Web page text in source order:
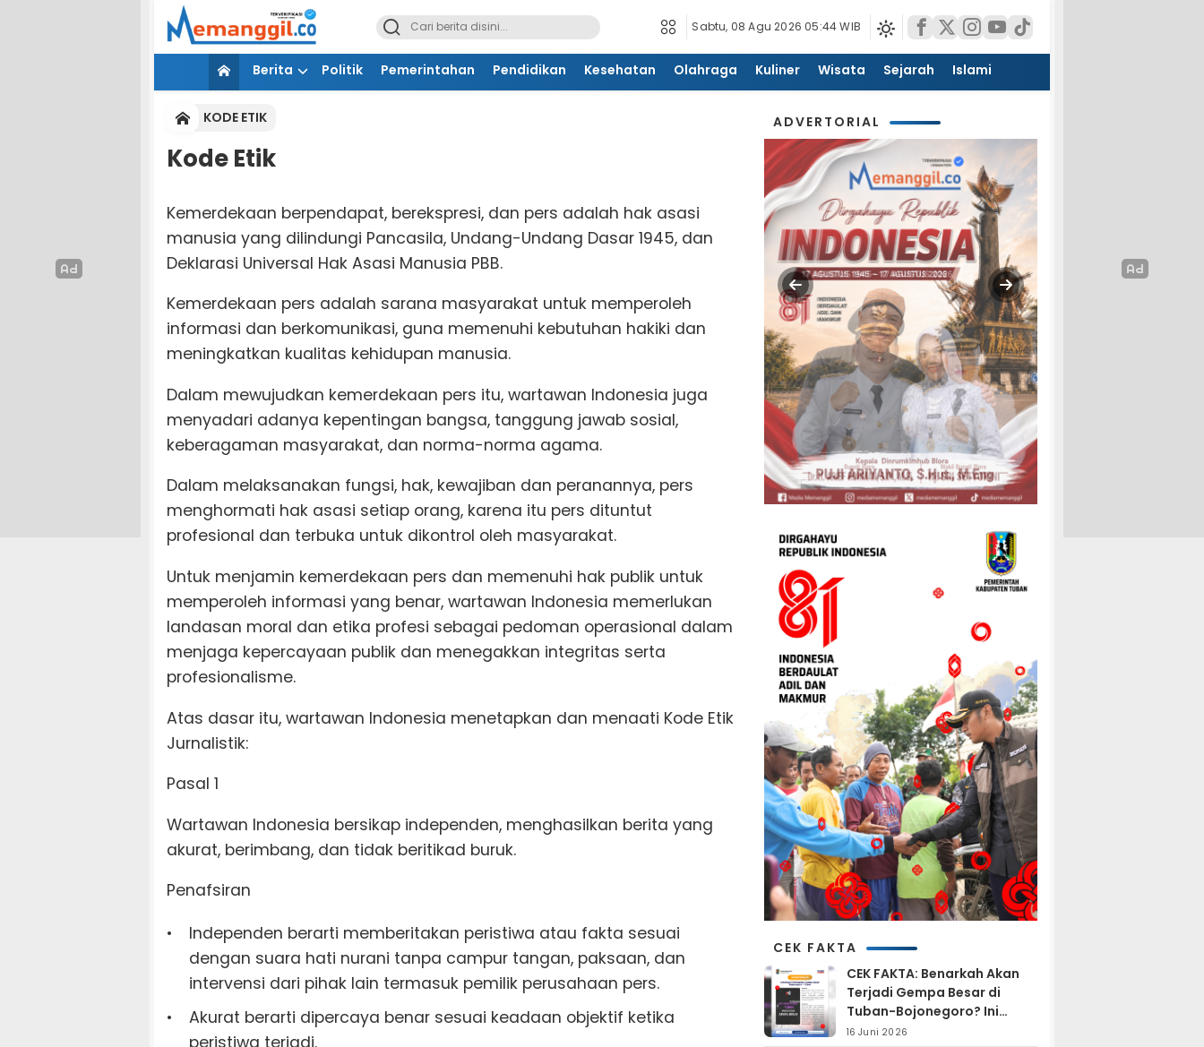
Sabtu, 08 Agu 2026 05:44 WIB
Berita Politik Pemerintahan Pendidikan Kesehatan Olahraga Kuliner Wisata Sejarah Islami
KODE ETIK
Kode Etik
Kemerdekaan berpendapat, berekspresi, dan pers adalah hak asasi
manusia yang dilindungi Pancasila, Undang-Undang Dasar 1945, dan
Deklarasi Universal Hak Asasi Manusia PBB.
Kemerdekaan pers adalah sarana masyarakat untuk memperoleh
informasi dan berkomunikasi, guna memenuhi kebutuhan hakiki dan
meningkatkan kualitas kehidupan manusia.
Dalam mewujudkan kemerdekaan pers itu, wartawan Indonesia juga
menyadari adanya kepentingan bangsa, tanggung jawab sosial,
keberagaman masyarakat, dan norma-norma agama.
Dalam melaksanakan fungsi, hak, kewajiban dan peranannya, pers
menghormati hak asasi setiap orang, karena itu pers dituntut
profesional dan terbuka untuk dikontrol oleh masyarakat.
Untuk menjamin kemerdekaan pers dan memenuhi hak publik untuk
memperoleh informasi yang benar, wartawan Indonesia memerlukan
landasan moral dan etika profesi sebagai pedoman operasional dalam
menjaga kepercayaan publik dan menegakkan integritas serta
profesionalisme.
Atas dasar itu, wartawan Indonesia menetapkan dan menaati Kode Etik
Jurnalistik:
Pasal 1
Wartawan Indonesia bersikap independen, menghasilkan berita yang
akurat, berimbang, dan tidak beritikad buruk.
Penafsiran
Independen berarti memberitakan peristiwa atau fakta sesuai
dengan suara hati nurani tanpa campur tangan, paksaan, dan
intervensi dari pihak lain termasuk pemilik perusahaan pers.
Akurat berarti dipercaya benar sesuai keadaan objektif ketika
ADVERTORIAL
CEK FAKTA
CEK FAKTA: Benarkah Akan
Terjadi Gempa Besar di
Tuban-Bojonegoro? Ini
Penjelasan BMKG
16 Juni 2026